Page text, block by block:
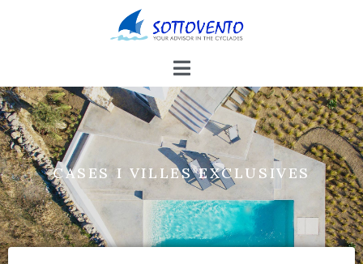
HOTELS, APARTAMENTS I ESTUDIS,
PETITS I GRANS